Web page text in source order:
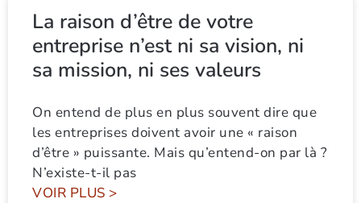
La raison d’être de votre
entreprise n’est ni sa vision, ni
sa mission, ni ses valeurs
On entend de plus en plus souvent dire que
les entreprises doivent avoir une « raison
d’être » puissante. Mais qu’entend-on par là ?
N’existe-t-il pas
VOIR PLUS >